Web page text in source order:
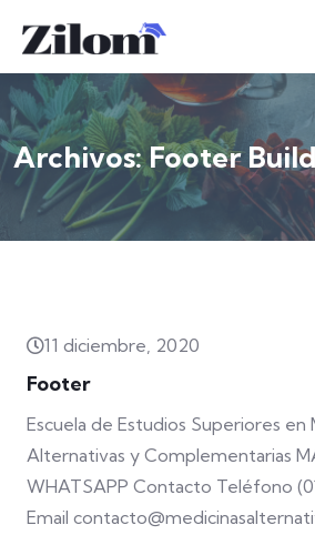
Archivos:Footer
11 diciembre, 2020
Footer
Escuela de Estudios Superiores en
Alternativas y Complementarias
WHATSAPP Contacto Teléfono
Email